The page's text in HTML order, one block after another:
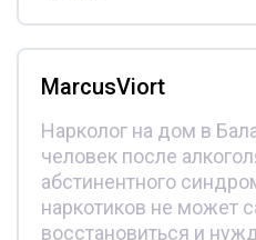
MarcusViort
Нарколог на дом в
человек после
абстинентного
наркотиков не может
восстановиться и